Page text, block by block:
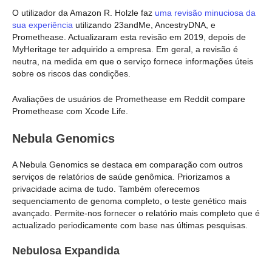
O utilizador da Amazon R. Holzle faz uma revisão minuciosa da
sua experiência utilizando 23andMe, AncestryDNA, e
Promethease. Actualizaram esta revisão em 2019, depois de
MyHeritage ter adquirido a empresa. Em geral, a revisão é
neutra, na medida em que o serviço fornece informações úteis
sobre os riscos das condições.
Avaliações de usuários de Promethease em Reddit compare
Promethease com Xcode Life.
Nebula Genomics
A Nebula Genomics se destaca em comparação com outros
serviços de relatórios de saúde genômica. Priorizamos a
privacidade acima de tudo. Também oferecemos
sequenciamento de genoma completo, o teste genético mais
avançado. Permite-nos fornecer o relatório mais completo que é
actualizado periodicamente com base nas últimas pesquisas.
Nebulosa Expandida